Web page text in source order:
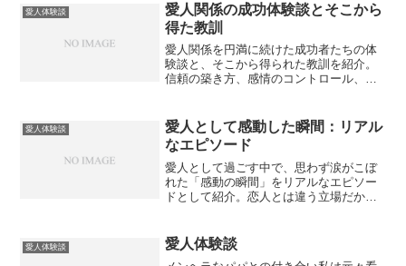
愛人体験談
愛人関係の成功体験談とそこから
得た教訓
愛人関係を円満に続けた成功者たちの体
験談と、そこから得られた教訓を紹介。
信頼の築き方、感情のコントロール、ト
愛人体験談
愛人として感動した瞬間：リアル
なエピソード
愛人として過ごす中で、思わず涙がこぼ
れた「感動の瞬間」をリアルなエピソー
ドとして紹介。恋人とは違う立場だから
愛人体験談 愛人体験談